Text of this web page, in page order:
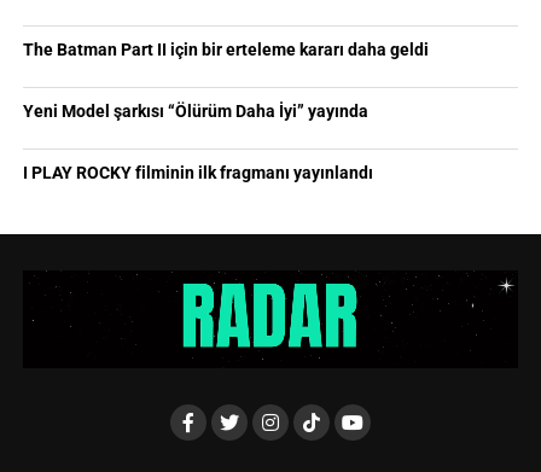
The Batman Part II için bir erteleme kararı daha geldi
Yeni Model şarkısı “Ölürüm Daha İyi” yayında
I PLAY ROCKY filminin ilk fragmanı yayınlandı